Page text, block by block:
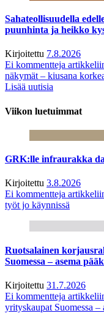
Sahateollisuudella
puunhinta ja heikko
Kirjoitettu 7.8.2026
Ei kommentteja
näkymät – kiusana
Lisää uutisia
Viikon luetuimmat
GRK:lle infraurakka
Kirjoitettu 3.8.2026
Ei kommentteja
työt jo käynnissä
Ruotsalainen
Suomessa – asema
Kirjoitettu 31.7.2026
Ei kommentteja
yrityskaupat Suomessa